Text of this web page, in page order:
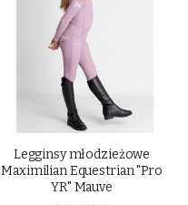
Legginsy młodzieżowe
Maximilian Equestrian "Pro
YR" Mauve